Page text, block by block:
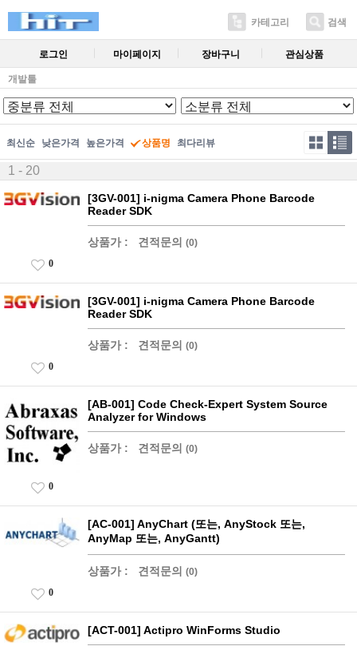
카테고리 검색
로그인 마이페이지 장바구니 관심상품
개발툴
최신순 낮은가격 높은가격 상품명 최다리뷰
1 - 20
[3GV-001] i-nigma Camera Phone Barcode
Reader SDK
상품가 : 견적문의 (0)
0
[3GV-001] i-nigma Camera Phone Barcode
Reader SDK
상품가 : 견적문의 (0)
0
[AB-001] Code Check-Expert System Source
Analyzer for Windows
상품가 : 견적문의 (0)
0
[AC-001] AnyChart (또는, AnyStock 또는,
AnyMap 또는, AnyGantt)
상품가 : 견적문의 (0)
0
[ACT-001] Actipro WinForms Studio